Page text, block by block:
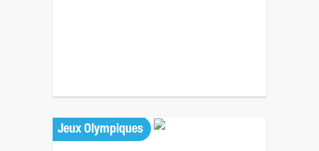
Jeux Olympiques